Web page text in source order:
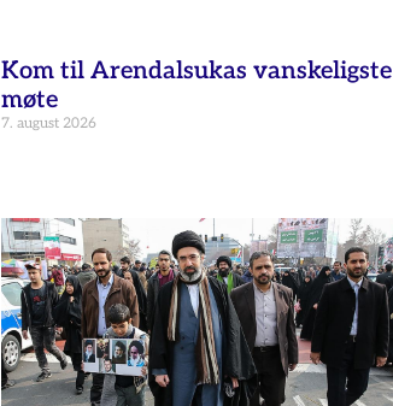
Kom til Arendalsukas vanskeligste
møte
7. august 2026